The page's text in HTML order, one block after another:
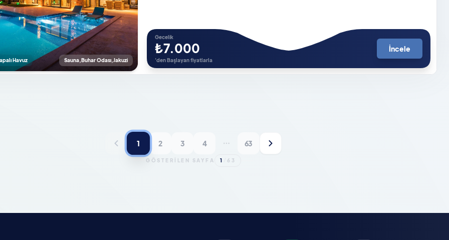
Havuz Sauna,Buhar Odası,Jakuzi
Gecelik
₺7.000
'den Başlayan fiyatlarla
İncele
1 2 3 4 63
GÖSTERİLEN SAYFA 1 63